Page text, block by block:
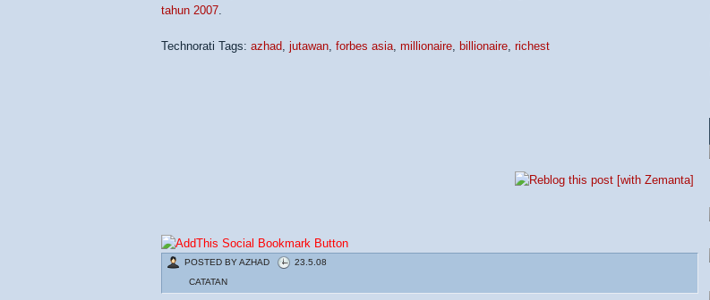
tahun 2007.
Technorati Tags: azhad, jutawan, forbes asia, millionaire, billionaire, richest
POSTED BYAZHAD
23.5.08
CATATAN